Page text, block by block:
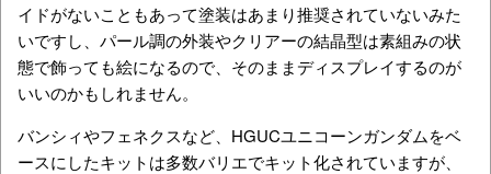
イドがないこともあって塗装はあまり推奨されていないみた
いですし、パール調の外装やクリアーの結晶型は素組みの状
態で飾っても絵になるので、そのままディスプレイするのが
いいのかもしれません。
バンシィやフェネクスなど、HGUCユニコーンガンダムをベ
ースにしたキットは多数バリエでキット化されていますが、